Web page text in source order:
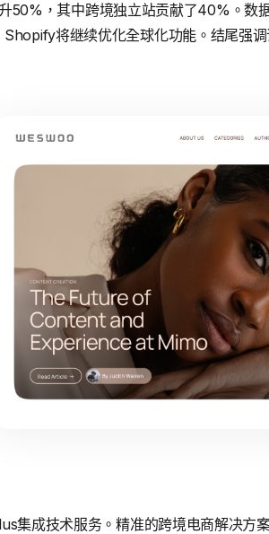
50%，其中跨境独立站贡献了40%。数
将继续优化全球化功能。结尾强
集成技术服务。精准的跨境电商解决方